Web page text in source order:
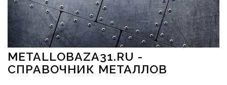
Перейти к содержимому
METALLOBAZA31.RU -
СПРАВОЧНИК МЕТАЛЛОВ